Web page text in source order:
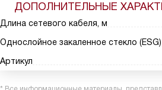
ДОПОЛНИТЕЛЬНЫЕ
Длина сетевого кабеля, м
Однослойное закаленное стекло (ESG)
Артикул